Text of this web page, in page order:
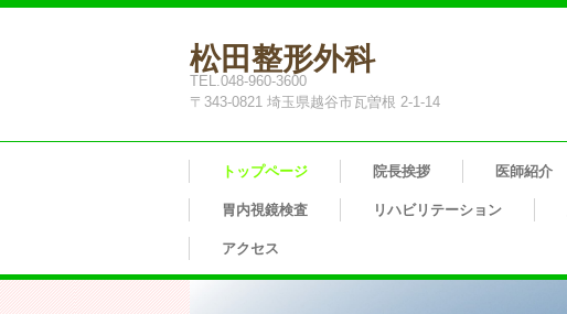
松田整形外科
TEL.048-960-3600
〒343-0821 埼玉県越谷市瓦曽根 2-1-14
トップページ 院長挨拶 医師紹介
胃内視鏡検査 リハビリテーション
アクセス